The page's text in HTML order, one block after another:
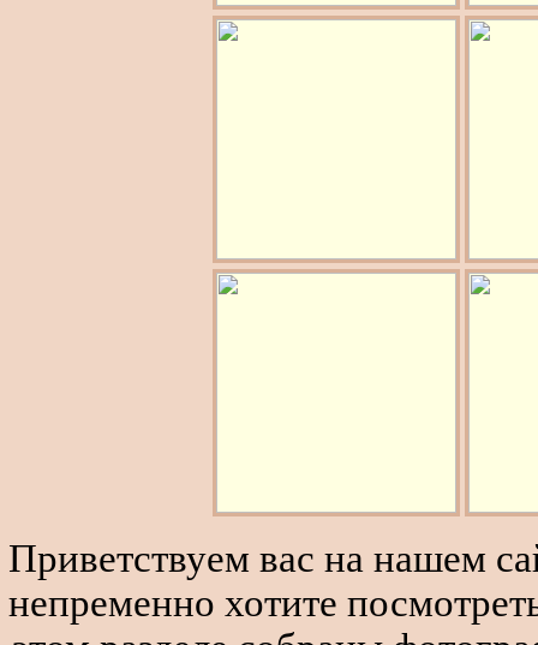
Приветствуем вас на нашем
непременно хотите